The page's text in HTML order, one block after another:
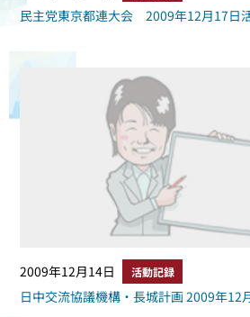
民主党東京都連大会 2009年12月17日
2009年12月14日 活動記録
日中交流協議機構・長城計画 2009年12